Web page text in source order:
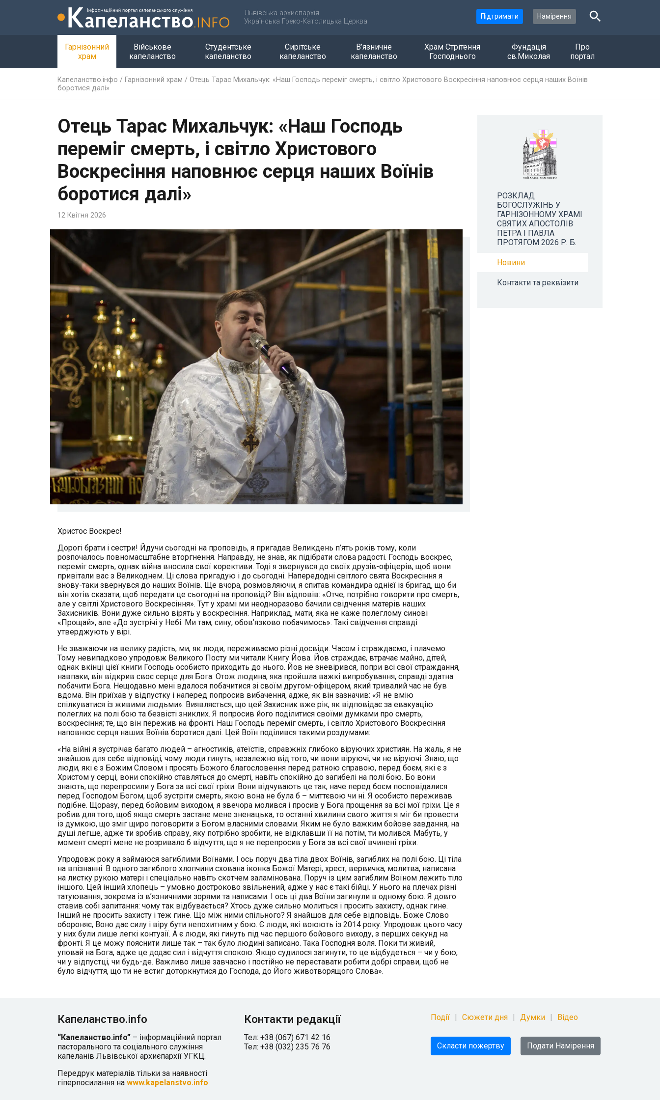
Львівська архиєпархія
Українська Греко-Католицька Церква
Підтримати Намірення
Гарнізонний
храм
Військове
капеланство
Студентське
капеланство
Сирітське
капеланство
В’язничне
капеланство
Храм Стрітення
Господнього
Фундація
св.Миколая
Про
портал
Капеланство.інфо / Гарнізонний храм / Отець Тарас Михальчук: «Наш Господь переміг смерть, і світло Христового Воскресіння наповнює серця наших Воїнів
боротися далі»
Отець Тарас Михальчук: «Наш Господь
переміг смерть, і світло Христового
Воскресіння наповнює серця наших Воїнів
боротися далі»
12 Квітня 2026
Христос Воскрес!
Дорогі брати і сестри! Йдучи сьогодні на проповідь, я пригадав Великдень п’ять років тому, коли
розпочалось повномасштабне вторгнення. Направду, не знав, як підібрати слова радості. Господь воскрес,
переміг смерть, однак війна вносила свої корективи. Тоді я звернувся до своїх друзів-офіцерів, щоб вони
привітали вас з Великоднем. Ці слова пригадую і до сьогодні. Напередодні світлого свята Воскресіння я
знову-таки звернувся до наших Воїнів. Ще вчора, розмовляючи, я спитав командира однієї із бригад, що би
він хотів сказати, щоб передати це сьогодні на проповіді? Він відповів: «Отче, потрібно говорити про смерть,
але у світлі Христового Воскресіння». Тут у храмі ми неодноразово бачили свідчення матерів наших
Захисників. Вони дуже сильно вірять у воскресіння. Наприклад, мати, яка не каже полеглому синові
«Прощай», але «До зустрічі у Небі. Ми там, сину, обов’язково побачимось». Такі свідчення справді
утверджують у вірі.
Не зважаючи на велику радість, ми, як люди, переживаємо різні досвіди. Часом і страждаємо, і плачемо.
Тому невипадково упродовж Великого Посту ми читали Книгу Йова. Йов страждає, втрачає майно, дітей,
однак вкінці цієї книги Господь особисто приходить до нього. Йов не зневірився, попри всі свої страждання,
навпаки, він відкрив своє серце для Бога. Отож людина, яка пройшла важкі випробування, справді здатна
побачити Бога. Нещодавно мені вдалося побачитися зі своїм другом-офіцером, який тривалий час не був
вдома. Він приїхав у відпустку і наперед попросив вибачення, адже, як він зазначив: «Я не вмію
спілкуватися із живими людьми». Виявляється, що цей Захисник вже рік, як відповідає за евакуацію
полеглих на полі бою та безвісті зниклих. Я попросив його поділитися своїми думками про смерть,
воскресіння; те, що він пережив на фронті. Наш Господь переміг смерть, і світло Христового Воскресіння
наповнює серця наших Воїнів боротися далі. Цей Воїн поділився такими роздумами:
«На війні я зустрічав багато людей – агностиків, атеїстів, справжніх глибоко віруючих християн. На жаль, я не
знайшов для себе відповіді, чому люди гинуть, незалежно від того, чи вони віруючі, чи не віруючі. Знаю, що
люди, які є з Божим Словом і просять Божого благословення перед ратною справою, перед боєм, які є з
Христом у серці, вони спокійно ставляться до смерті, навіть спокійно до загибелі на полі бою. Бо вони
знають, що перепросили у Бога за всі свої гріхи. Вони відчувають це так, наче перед боєм посповідалися
перед Господом Богом, щоб зустріти смерть, якою вона не була б – миттєвою чи ні. Я особисто переживав
подібне. Щоразу, перед бойовим виходом, я звечора молився і просив у Бога прощення за всі мої гріхи. Це я
робив для того, щоб якщо смерть застане мене зненацька, то останні хвилини свого життя я міг би провести
із думкою, що зміг щиро поговорити з Богом власними словами. Яким не було важким бойове завдання, на
душі легше, адже ти зробив справу, яку потрібно зробити, не відклавши її на потім, ти молився. Мабуть, у
момент смерті мене не розривало б відчуття, що я не перепросив у Бога за всі свої вчинені гріхи.
Упродовж року я займаюся загиблими Воїнами. І ось поруч два тіла двох Воїнів, загиблих на полі бою. Ці тіла
на впізнанні. В одного загиблого хлопчини схована іконка Божої Матері, хрест, вервичка, молитва, написана
на листку рукою матері і спеціально навіть скотчем заламінована. Поруч із цим загиблим Воїном лежить тіло
іншого. Цей інший хлопець – умовно достроково звільнений, адже у нас є такі бійці. У нього на плечах різні
татуювання, зокрема із в’язничними зорями та написами. І ось ці два Воїни загинули в одному бою. Я довго
ставив собі запитання: чому так відбувається? Хтось дуже сильно молиться і просить захисту, однак гине.
Інший не просить захисту і теж гине. Що між ними спільного? Я знайшов для себе відповідь. Боже Слово
обороняє, Воно дає силу і віру бути непохитним у бою. Є люди, які воюють із 2014 року. Упродовж цього часу
у них були лише легкі контузії. А є люди, які гинуть під час першого бойового виходу, з перших секунд на
фронті. Я це можу пояснити лише так – так було людині записано. Така Господня воля. Поки ти живий,
уповай на Бога, адже це додає сил і відчуття спокою. Якщо судилося загинути, то це відбудеться – чи у бою,
чи у відпустці, чи будь-де. Важливо лише завчасно і постійно не переставати робити добрі справи, щоб не
було відчуття, що ти не встиг доторкнутися до Господа, до Його животворящого Слова».
РОЗКЛАД
БОГОСЛУЖІНЬ У
ГАРНІЗОННОМУ ХРАМІ
СВЯТИХ АПОСТОЛІВ
ПЕТРА І ПАВЛА
ПРОТЯГОМ 2026 Р. Б.
Новини
Контакти та реквізити
Капеланство.info
“Капеланство.info” – інформаційний портал
пасторального та соціального служіння
капеланів Львівської архиєпархії УГКЦ.
Передрук матеріалів тільки за наявності
гіперпосилання на www.kapelanstvo.info
Контакти редакції
Тел: +38 (067) 671 42 16
Тел: +38 (032) 235 76 76
Події Сюжети дня Думки Відео
Скласти пожертву Подати Намірення